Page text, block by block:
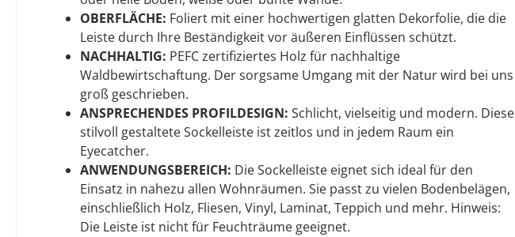
OBERFLÄCHE: Foliert mit einer hochwertigen glatten Dekorfolie, die die
Leiste durch Ihre Beständigkeit vor äußeren Einflüssen schützt.
NACHHALTIG: PEFC zertifiziertes Holz für nachhaltige
Waldbewirtschaftung. Der sorgsame Umgang mit der Natur wird bei uns
groß geschrieben.
ANSPRECHENDES PROFILDESIGN: Schlicht, vielseitig und modern. Diese
stilvoll gestaltete Sockelleiste ist zeitlos und in jedem Raum ein
Eyecatcher.
ANWENDUNGSBEREICH: Die Sockelleiste eignet sich ideal für den
Einsatz in nahezu allen Wohnräumen. Sie passt zu vielen Bodenbelägen,
einschließlich Holz, Fliesen, Vinyl, Laminat, Teppich und mehr. Hinweis:
Die Leiste ist nicht für Feuchträume geeignet.